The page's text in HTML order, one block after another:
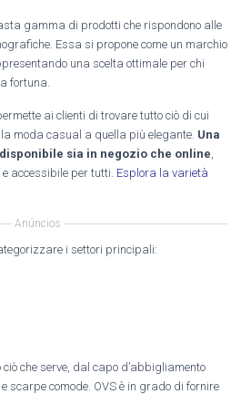
gamma di prodotti che rispondono alle
Essa si propone come un marchio
una scelta ottimale per chi
fortuna.
ai clienti di trovare tutto ciò di cui
moda casual a quella più elegante. Una
sia in negozio che online
accessibile per tutti. Esplora la varietà
Anúncios
i settori principali:
che serve, dal capo d’abbigliamento
scarpe comode. OVS è in grado di fornire